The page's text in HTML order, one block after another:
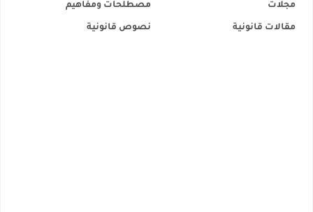
مجلات مصطلحات ومفاهيم
مقالات قانونية نصوص قانونية